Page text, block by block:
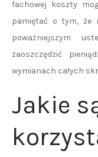
fachowej koszty
pamiętać o tym, że
poważniejszym
zaoszczędzić
wymianach całych
Jakie